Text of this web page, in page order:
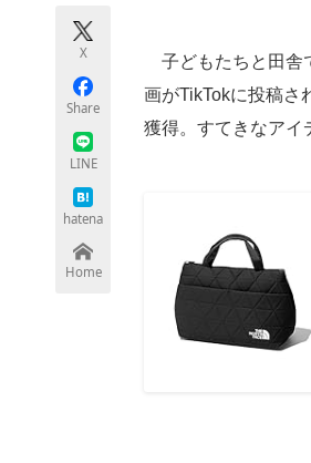
ちょっと気になるネ
X
Share
LINE
hatena
Home
子どもたちと田舎
画がTikTokに投稿さ
獲得。すてきなアイ